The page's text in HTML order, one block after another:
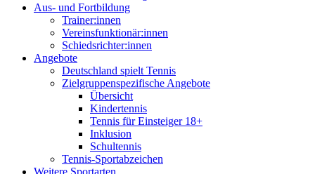
Aus- und Fortbildung
Trainer:innen
Vereinsfunktionär:innen
Schiedsrichter:innen
Angebote
Deutschland spielt Tennis
Zielgruppenspezifische Angebote
Übersicht
Kindertennis
Tennis für Einsteiger 18+
Inklusion
Schultennis
Tennis-Sportabzeichen
Weitere Sportarten